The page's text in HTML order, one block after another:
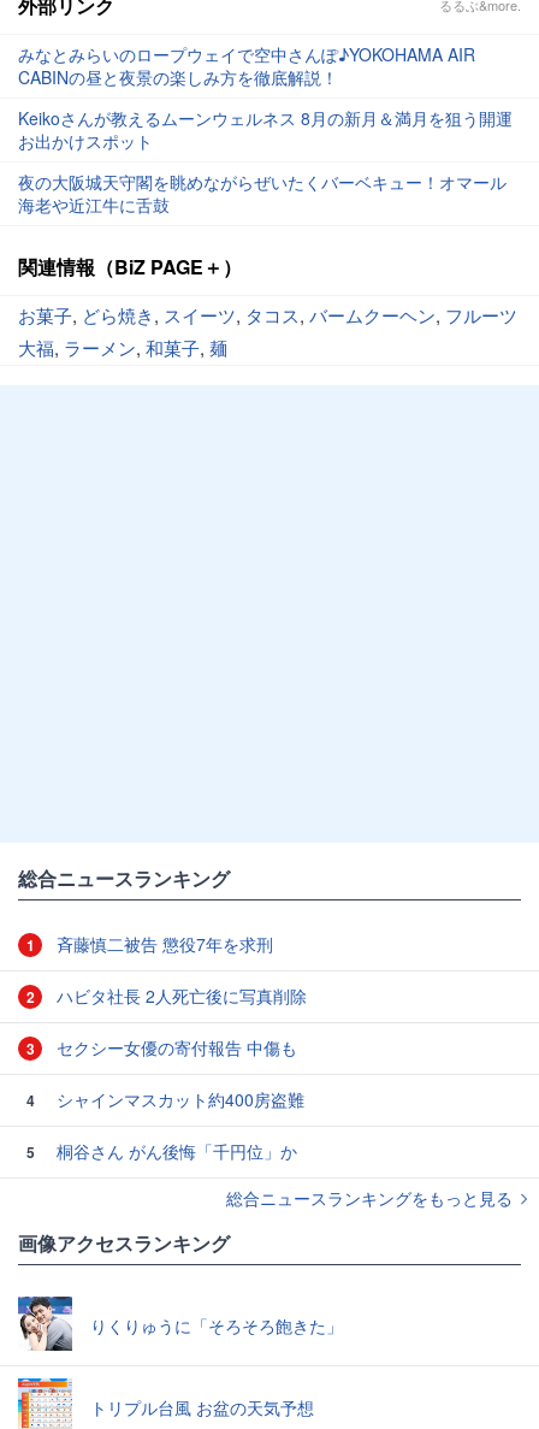
るるぶ&more.
みなとみらいのロープウェイで空中さんぽ♪YOKOHAMA AIR
CABINの昼と夜景の楽しみ方を徹底解説！
Keikoさんが教えるムーンウェルネス 8月の新月＆満月を狙う開運
お出かけスポット
夜の大阪城天守閣を眺めながらぜいたくバーベキュー！オマール
海老や近江牛に舌鼓
関連情報（BiZ PAGE＋）
お菓子, どら焼き, スイーツ, タコス, バームクーヘン, フルーツ
大福, ラーメン, 和菓子, 麺
総合ニュースランキング
1 斉藤慎二被告 懲役7年を求刑
2 ハビタ社長 2人死亡後に写真削除
3 セクシー女優の寄付報告 中傷も
4 シャインマスカット約400房盗難
5
桐谷さん がん後悔「千円位」か
総合ニュースランキングをもっと見る
画像アクセスランキング
りくりゅうに「そろそろ飽きた」
トリプル台風 お盆の天気予想